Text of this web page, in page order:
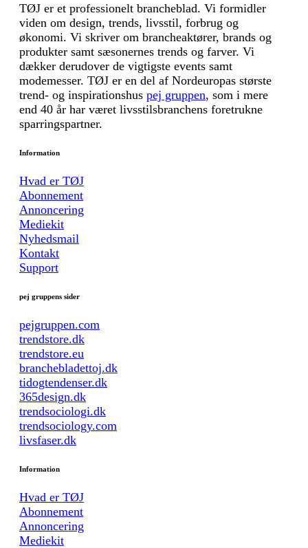
TØJ er et professionelt brancheblad. Vi formidler
viden om design, trends, livsstil, forbrug og
økonomi. Vi skriver om brancheaktører, brands og
produkter samt sæsonernes trends og farver. Vi
dækker derudover de vigtigste events samt
modemesser. TØJ er en del af Nordeuropas største
trend- og inspirationshus pej gruppen, som i mere
end 40 år har været livsstilsbranchens foretrukne
sparringspartner.
Information
Hvad er TØJ
Abonnement
Annoncering
Mediekit
Nyhedsmail
Kontakt
Support
pej gruppens sider
pejgruppen.com
trendstore.dk
trendstore.eu
branchebladettoj.dk
tidogtendenser.dk
365design.dk
trendsociologi.dk
trendsociology.com
livsfaser.dk
Information
Hvad er TØJ
Abonnement
Annoncering
Mediekit